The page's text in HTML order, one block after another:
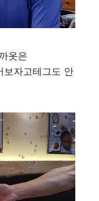
옷은
보자고테그도 안